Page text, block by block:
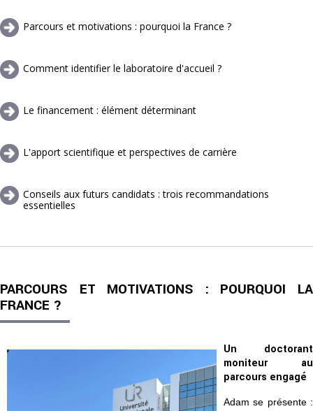
Parcours et motivations : pourquoi la France ?
Comment identifier le laboratoire d'accueil ?
Le financement : élément déterminant
L'apport scientifique et perspectives de carrière
Conseils aux futurs candidats : trois recommandations
essentielles
PARCOURS ET MOTIVATIONS : POURQUOI LA
FRANCE ?
Un doctorant
moniteur au
parcours engagé
Adam se présente :